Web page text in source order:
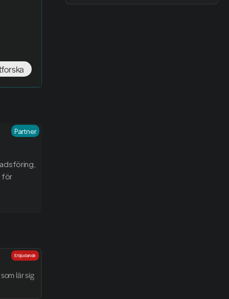
för
Partner
lär sig
Erbjudande